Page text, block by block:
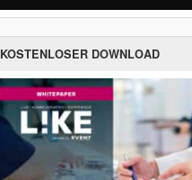
KOSTENLOSER DOWNLOAD